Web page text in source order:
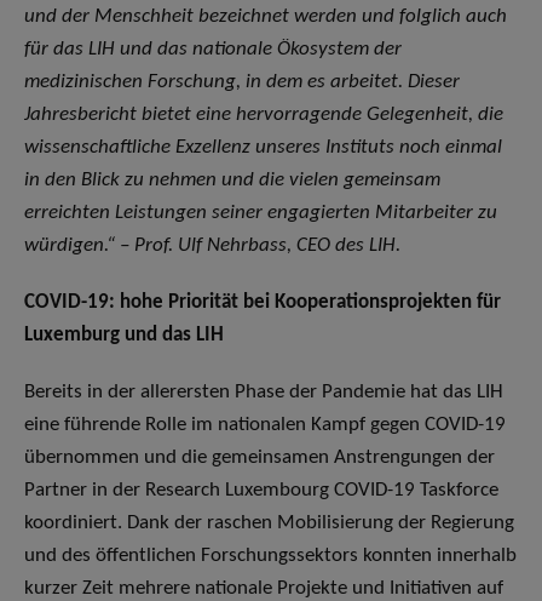
und der Menschheit bezeichnet werden und folglich auch
für das LIH und das nationale Ökosystem der
medizinischen Forschung, in dem es arbeitet. Dieser
Jahresbericht bietet eine hervorragende Gelegenheit, die
wissenschaftliche Exzellenz unseres Instituts noch einmal
in den Blick zu nehmen und die vielen gemeinsam
erreichten Leistungen seiner engagierten Mitarbeiter zu
würdigen.“ – Prof. Ulf Nehrbass, CEO des LIH.
COVID-19: hohe Priorität bei Kooperationsprojekten für
Luxemburg und das LIH
Bereits in der allerersten Phase der Pandemie hat das LIH
eine führende Rolle im nationalen Kampf gegen COVID-19
übernommen und die gemeinsamen Anstrengungen der
Partner in der Research Luxembourg COVID-19 Taskforce
koordiniert. Dank der raschen Mobilisierung der Regierung
und des öffentlichen Forschungssektors konnten innerhalb
kurzer Zeit mehrere nationale Projekte und Initiativen auf